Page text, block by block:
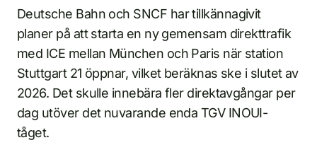
Deutsche Bahn och SNCF har tillkännagivit
planer på att starta en ny gemensam direkttrafik
med ICE mellan München och Paris när station
Stuttgart 21 öppnar, vilket beräknas ske i slutet av
2026. Det skulle innebära fler direktavgångar per
dag utöver det nuvarande enda TGV INOUI-
tåget.